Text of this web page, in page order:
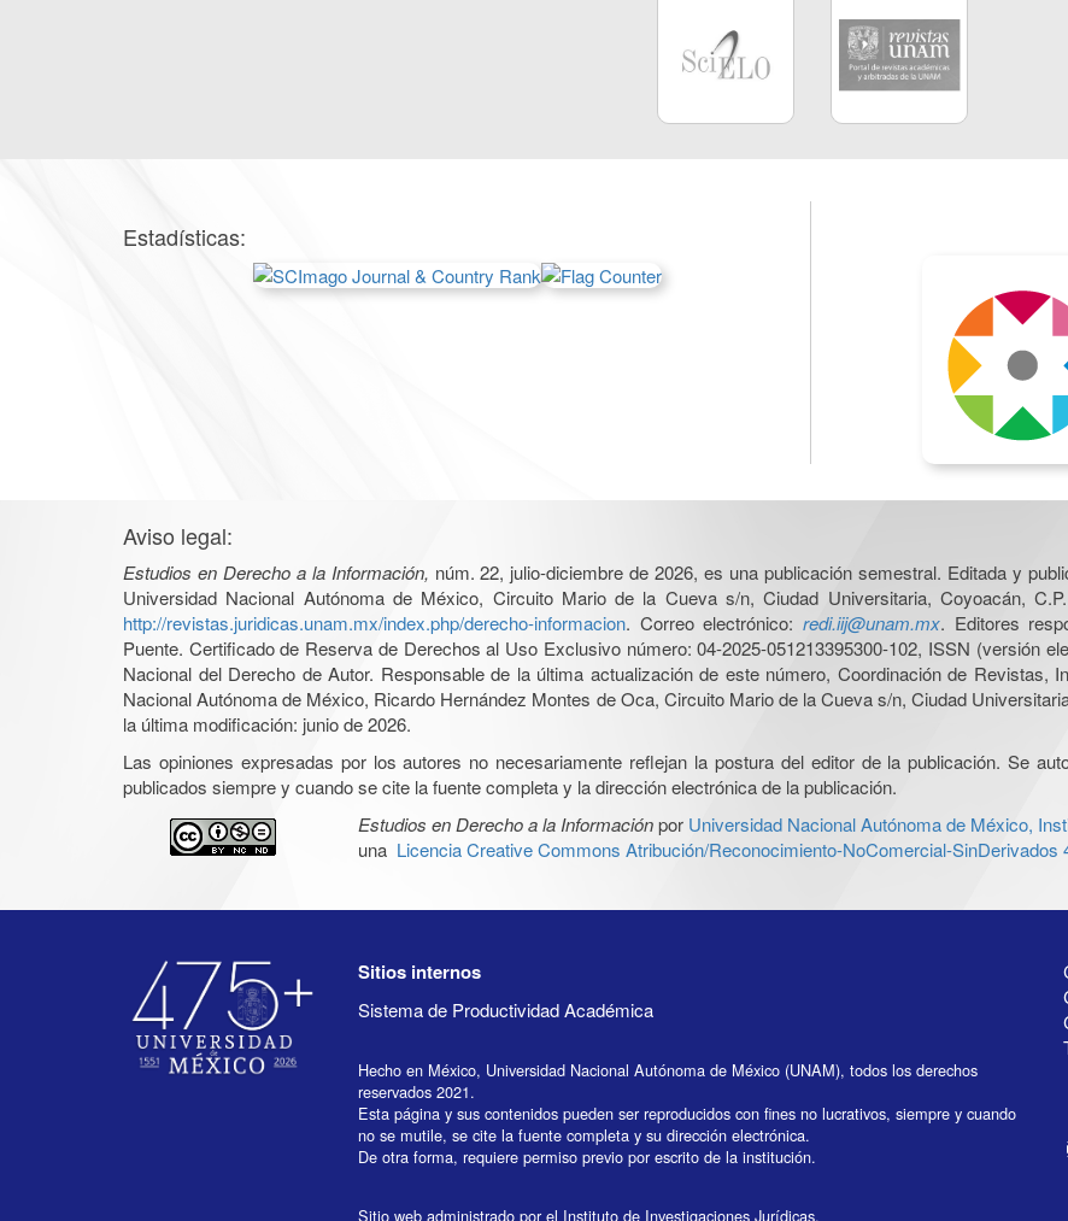
Estadísticas:
Aviso legal:
Estudios en Derecho a la Información, núm. 22, julio-diciembre de 2026, es una publicación semestral. Editada y
Universidad Nacional Autónoma de México, Circuito Mario de la Cueva s/n, Ciudad Universitaria, Coyoacán,
http://revistas.juridicas.unam.mx/index.php/derecho-informacion. Correo electrónico: redi.iij@unam.mx. Editores
Puente. Certificado de Reserva de Derechos al Uso Exclusivo número: 04-2025-051213395300-102, ISSN (versión
Nacional del Derecho de Autor. Responsable de la última actualización de este número, Coordinación de Revistas,
Nacional Autónoma de México, Ricardo Hernández Montes de Oca, Circuito Mario de la Cueva s/n, Ciudad
la última modificación: junio de 2026.
Las opiniones expresadas por los autores no necesariamente reflejan la postura del editor de la publicación. Se
publicados siempre y cuando se cite la fuente completa y la dirección electrónica de la publicación.
Estudios en Derecho a la Informaciónpor Universidad Nacional Autónoma de México,
una Licencia Creative Commons Atribución/Reconocimiento-NoComercial-SinDerivados
Sitios internos
Sistema de Productividad Académica
Hecho en México, Universidad Nacional Autónoma de México (UNAM), todos los derechos
reservados 2021.
Esta página y sus contenidos pueden ser reproducidos con fines no lucrativos, siempre y cuando
no se mutile, se cite la fuente completa y su dirección electrónica.
De otra forma, requiere permiso previo por escrito de la institución.
Sitio web administrado por el Instituto de Investigaciones Jurídicas.